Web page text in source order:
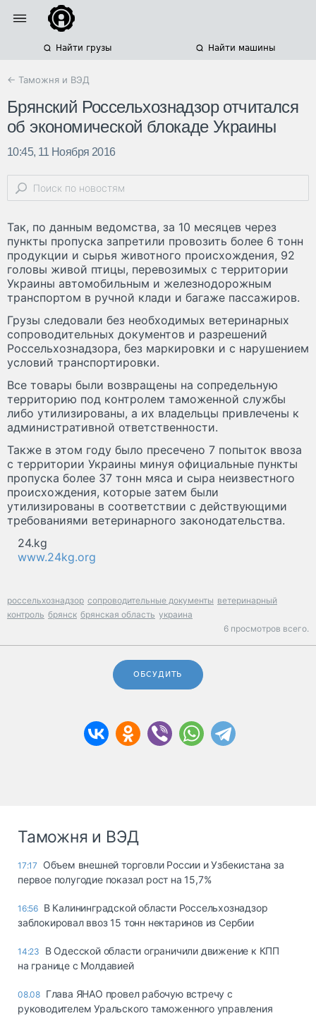
Найти грузы Найти машины
← Таможня и ВЭД
Брянский Россельхознадзор отчитался
об экономической блокаде Украины
10:45, 11 Ноября 2016
Так, по данным ведомства, за 10 месяцев через
пункты пропуска запретили провозить более 6 тонн
продукции и сырья животного происхождения, 92
головы живой птицы, перевозимых с территории
Украины автомобильным и железнодорожным
транспортом в ручной клади и багаже пассажиров.
Грузы следовали без необходимых ветеринарных
сопроводительных документов и разрешений
Россельхознадзора, без маркировки и с нарушением
условий транспортировки.
Все товары были возвращены на сопредельную
территорию под контролем таможенной службы
либо утилизированы, а их владельцы привлечены к
административной ответственности.
Также в этом году было пресечено 7 попыток ввоза
с территории Украины минуя официальные пункты
пропуска более 37 тонн мяса и сыра неизвестного
происхождения, которые затем были
утилизированы в соответствии с действующими
требованиями ветеринарного законодательства.
24.kg
www.24kg.org
россельхознадзор сопроводительные документы ветеринарный
контроль брянск брянская область украина
6 просмотров всего.
ОБСУДИТЬ
Таможня и ВЭД
17:17
Объем внешней торговли России и Узбекистана за
первое полугодие показал рост на 15,7%
16:56 В Калининградской области Россельхознадзор
заблокировал ввоз 15 тонн нектаринов из Сербии
14:23
В Одесской области ограничили движение к КПП
на границе с Молдавией
08.08 Глава ЯНАО провел рабочую встречу с
руководителем Уральского таможенного управления